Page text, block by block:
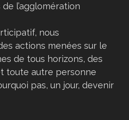
l’agglomération
nous
actions menées sur le
de tous horizons, des
toute autre personne
pas, un jour, devenir